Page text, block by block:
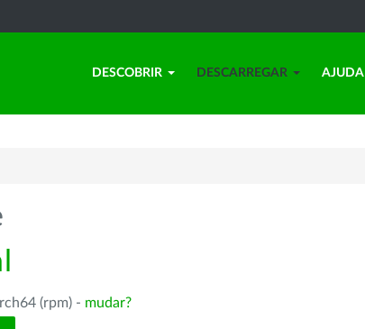
DESCOBRIR DESCARREGAR AJUDA
(rpm) - mudar?